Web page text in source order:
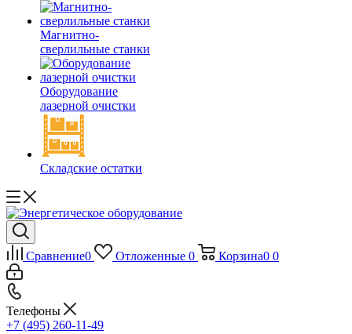
Магнитно-
сверлильные станки
Оборудование
лазерной очистки
Складские остатки
Сравнение0 Отложенные 0 Корзина0 0
Телефоны
+7 (495) 260-11-49